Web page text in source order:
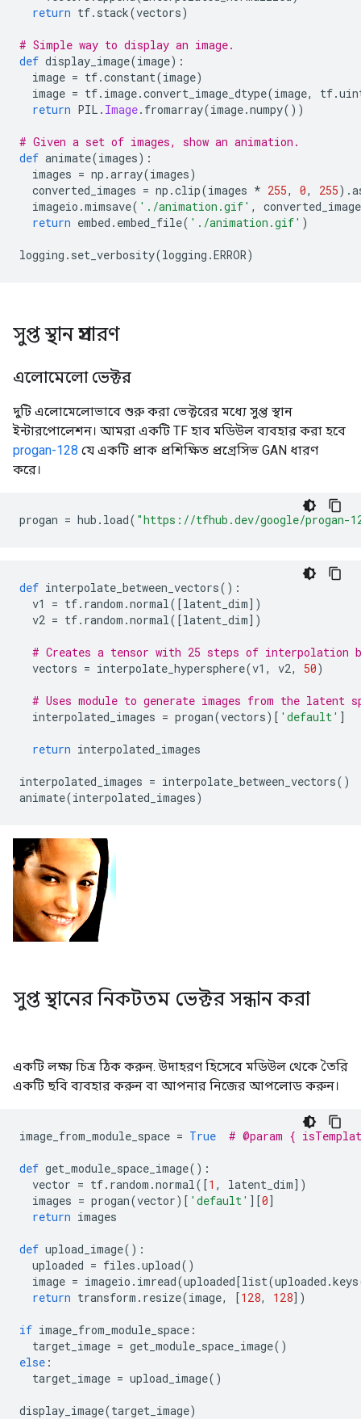
return tf. stack(vectors)
# Simple way to display an image.
def display_image(image):
image = tf.constant(image)
image = tf. image.convert_image_dtype(image, tf.
return PIL . Image. fromarray(image.numpy())
# Given a set of images, show an animation.
def animate(images):
images = np .array(images)
converted_images = np .clip(images * 255, 0, 255).
imageio .mimsave( './animation.gif' ,
return embed . embed_file( './animation.gif' )
logging . set_verbosity(logging .ERROR)
সুপ্ত স্থান প্রসারণ
এলোমেলো ভেক্টর
দুটি এলোমেলোভাবে শুরু করা ভেক্টরের মধ্যে সুপ্ত স্থান
ইন্টারপোলেশন। আমরা একটি TF হাব মডিউল ব্যবহার করা হবে
progan-128 যে একটি প্রাক প্রশিক্ষিত প্রগ্রেসিভ GAN ধারণ
করে।
progan = hub . load( "https://tfhub.dev/google/progan-
def interpolate_between_vectors():
v1 = tf. random .normal([latent_dim])
v2 = tf. random .normal([latent_dim])
# Creates a tensor with 25 steps of interpolation
vectors = interpolate_hypersphere(v1 , v2, 50)
# Uses module to generate images from the latent
interpolated_images = progan(vectors)[ 'default' ]
return interpolated_images
interpolated_images = interpolate_between_vectors()
animate(interpolated_images)
সুপ্ত স্থানের নিকটতম ভেক্টর সন্ধান করা
একটি লক্ষ্য চিত্র ঠিক করুন. উদাহরণ হিসেবে মডিউল থেকে তৈরি
একটি ছবি ব্যবহার করুন বা আপনার নিজের আপলোড করুন।
image_from_module_space = True # @param {
def get_module_space_image():
vector = tf. random .normal([1 , latent_dim])
images = progan(vector)[ 'default' ][0]
return images
def upload_image():
uploaded = files .upload()
image = imageio . imread(uploaded[list(uploaded .keys
return transform . resize(image, [128, 128])
if image_from_module_space :
target_image = get_module_space_image()
else :
target_image = upload_image()
display_image(target_image)